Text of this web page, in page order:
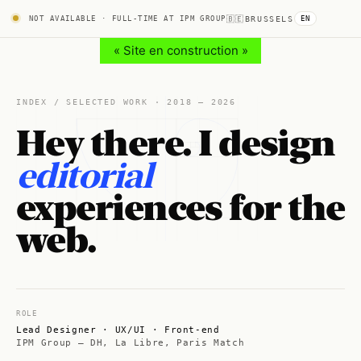
NOT AVAILABLE · FULL-TIME AT IPM GROUP 🇧🇪BRUSSELS EN
« Site en construction »
INDEX / SELECTED WORK · 2018 — 2026
Hey there. I design
editorial
experiences for the
web.
ROLE
Lead Designer · UX/UI · Front-end
IPM Group — DH, La Libre, Paris Match